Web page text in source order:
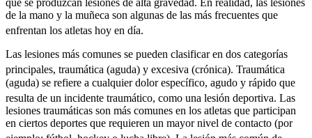
que se produzcan lesiones de alta gravedad. En realidad, las lesiones
de la mano y la muñeca son algunas de las más frecuentes que
enfrentan los atletas hoy en día.
Las lesiones más comunes se pueden clasificar en dos categorías
principales, traumática (aguda) y excesiva (crónica). Traumática
(aguda) se refiere a cualquier dolor específico, agudo y rápido que
resulta de un incidente traumático, como una lesión deportiva. Las
lesiones traumáticas son más comunes en los atletas que participan
en ciertos deportes que requieren un mayor nivel de contacto (por